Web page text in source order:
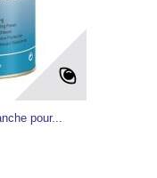
pour...